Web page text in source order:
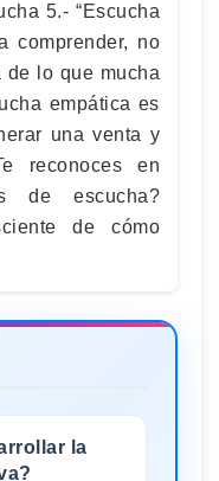
5.- “Escucha
comprender, no
de lo que mucha
empática es
una venta y
reconoces en
de escucha?
de cómo
la